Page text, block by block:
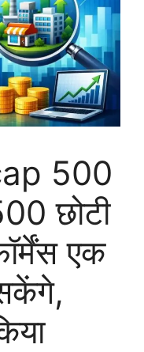
500
छोटी
एक